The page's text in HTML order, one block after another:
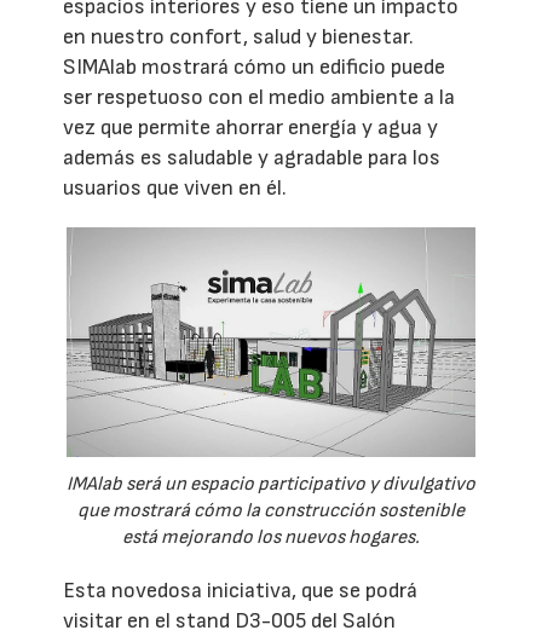
espacios interiores y eso tiene un impacto
en nuestro confort, salud y bienestar.
SIMAlab mostrará cómo un edificio puede
ser respetuoso con el medio ambiente a la
vez que permite ahorrar energía y agua y
además es saludable y agradable para los
usuarios que viven en él.
IMAlab será un espacio participativo y divulgativo
que mostrará cómo la construcción sostenible
está mejorando los nuevos hogares.
Esta novedosa iniciativa, que se podrá
visitar en el stand D3-005 del Salón